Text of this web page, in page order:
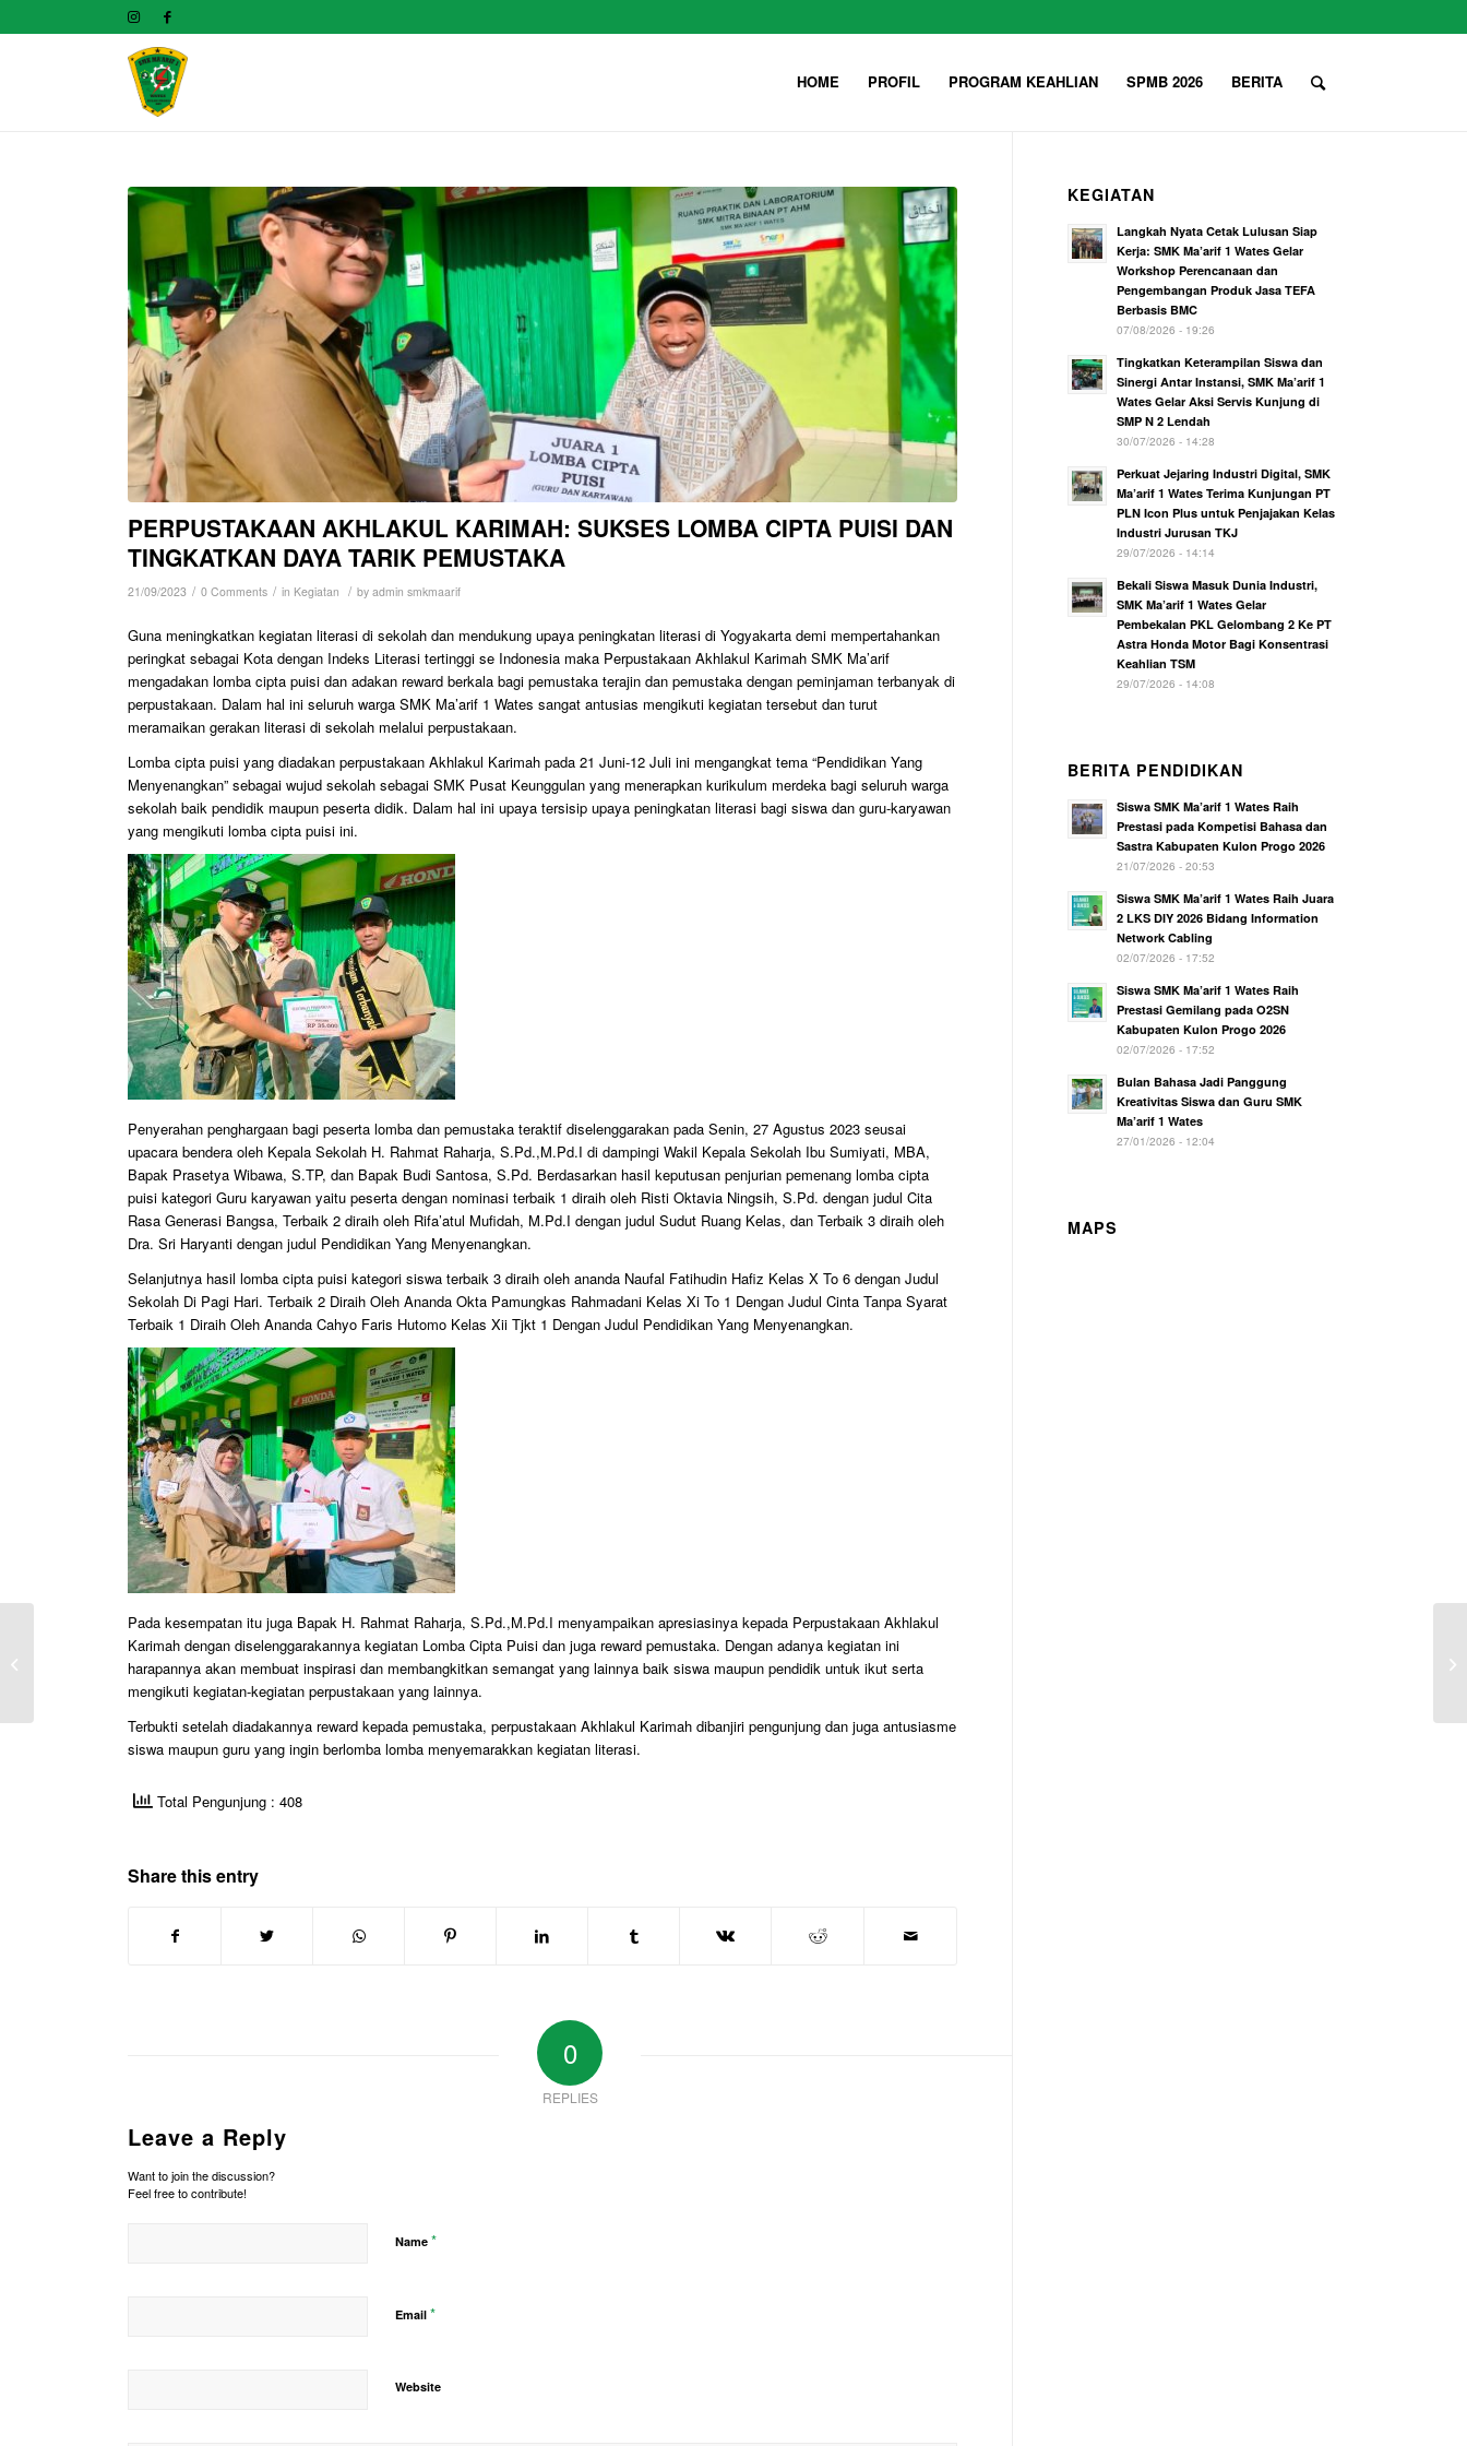
HOME PROFIL PROGRAM KEAHLIAN SPMB 2026 BERITA
PERPUSTAKAAN AKHLAKUL KARIMAH: SUKSES LOMBA CIPTA PUISI DAN
TINGKATKAN DAYA TARIK PEMUSTAKA
21/09/2023 / 0 Comments / in Kegiatan / by admin smkmaarif
Guna meningkatkan kegiatan literasi di sekolah dan mendukung upaya peningkatan literasi di Yogyakarta demi mempertahankan
peringkat sebagai Kota dengan Indeks Literasi tertinggi se Indonesia maka Perpustakaan Akhlakul Karimah SMK Ma’arif
mengadakan lomba cipta puisi dan adakan reward berkala bagi pemustaka terajin dan pemustaka dengan peminjaman terbanyak di
perpustakaan. Dalam hal ini seluruh warga SMK Ma’arif 1 Wates sangat antusias mengikuti kegiatan tersebut dan turut
meramaikan gerakan literasi di sekolah melalui perpustakaan.
Lomba cipta puisi yang diadakan perpustakaan Akhlakul Karimah pada 21 Juni-12 Juli ini mengangkat tema “Pendidikan Yang
Menyenangkan” sebagai wujud sekolah sebagai SMK Pusat Keunggulan yang menerapkan kurikulum merdeka bagi seluruh warga
sekolah baik pendidik maupun peserta didik. Dalam hal ini upaya tersisip upaya peningkatan literasi bagi siswa dan guru-karyawan
yang mengikuti lomba cipta puisi ini.
Penyerahan penghargaan bagi peserta lomba dan pemustaka teraktif diselenggarakan pada Senin, 27 Agustus 2023 seusai
upacara bendera oleh Kepala Sekolah H. Rahmat Raharja, S.Pd.,M.Pd.I di dampingi Wakil Kepala Sekolah Ibu Sumiyati, MBA,
Bapak Prasetya Wibawa, S.TP, dan Bapak Budi Santosa, S.Pd. Berdasarkan hasil keputusan penjurian pemenang lomba cipta
puisi kategori Guru karyawan yaitu peserta dengan nominasi terbaik 1 diraih oleh Risti Oktavia Ningsih, S.Pd. dengan judul Cita
Rasa Generasi Bangsa, Terbaik 2 diraih oleh Rifa’atul Mufidah, M.Pd.I dengan judul Sudut Ruang Kelas, dan Terbaik 3 diraih oleh
Dra. Sri Haryanti dengan judul Pendidikan Yang Menyenangkan.
Selanjutnya hasil lomba cipta puisi kategori siswa terbaik 3 diraih oleh ananda Naufal Fatihudin Hafiz Kelas X To 6 dengan Judul
Sekolah Di Pagi Hari. Terbaik 2 Diraih Oleh Ananda Okta Pamungkas Rahmadani Kelas Xi To 1 Dengan Judul Cinta Tanpa Syarat
Terbaik 1 Diraih Oleh Ananda Cahyo Faris Hutomo Kelas Xii Tjkt 1 Dengan Judul Pendidikan Yang Menyenangkan.
Pada kesempatan itu juga Bapak H. Rahmat Raharja, S.Pd.,M.Pd.I menyampaikan apresiasinya kepada Perpustakaan Akhlakul
Karimah dengan diselenggarakannya kegiatan Lomba Cipta Puisi dan juga reward pemustaka. Dengan adanya kegiatan ini
harapannya akan membuat inspirasi dan membangkitkan semangat yang lainnya baik siswa maupun pendidik untuk ikut serta
mengikuti kegiatan-kegiatan perpustakaan yang lainnya.
Terbukti setelah diadakannya reward kepada pemustaka, perpustakaan Akhlakul Karimah dibanjiri pengunjung dan juga antusiasme
siswa maupun guru yang ingin berlomba lomba menyemarakkan kegiatan literasi.
Total Pengunjung : 408
Share this entry
0
REPLIES
Leave a Reply
Want to join the discussion?
Feel free to contribute!
Name *
Email *
Website
KEGIATAN
Langkah Nyata Cetak Lulusan Siap
Kerja: SMK Ma’arif 1 Wates Gelar
Workshop Perencanaan dan
Pengembangan Produk Jasa TEFA
Berbasis BMC
07/08/2026 - 19:26
Tingkatkan Keterampilan Siswa dan
Sinergi Antar Instansi, SMK Ma’arif 1
Wates Gelar Aksi Servis Kunjung di
SMP N 2 Lendah
30/07/2026 - 14:28
Perkuat Jejaring Industri Digital, SMK
Ma’arif 1 Wates Terima Kunjungan PT
PLN Icon Plus untuk Penjajakan Kelas
Industri Jurusan TKJ
29/07/2026 - 14:14
Bekali Siswa Masuk Dunia Industri,
SMK Ma’arif 1 Wates Gelar
Pembekalan PKL Gelombang 2 Ke PT
Astra Honda Motor Bagi Konsentrasi
Keahlian TSM
29/07/2026 - 14:08
BERITA PENDIDIKAN
Siswa SMK Ma’arif 1 Wates Raih
Prestasi pada Kompetisi Bahasa dan
Sastra Kabupaten Kulon Progo 2026
21/07/2026 - 20:53
Siswa SMK Ma’arif 1 Wates Raih Juara
2 LKS DIY 2026 Bidang Information
Network Cabling
02/07/2026 - 17:52
Siswa SMK Ma’arif 1 Wates Raih
Prestasi Gemilang pada O2SN
Kabupaten Kulon Progo 2026
02/07/2026 - 17:52
Bulan Bahasa Jadi Panggung
Kreativitas Siswa dan Guru SMK
Ma’arif 1 Wates
27/01/2026 - 12:04
MAPS
Pelaksanaan Sertifikasi
Kemampuan Bahasa
Inggris TOEIC 2023 di...